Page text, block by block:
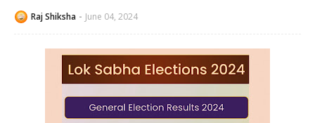
Raj Shiksha June 04, 2024